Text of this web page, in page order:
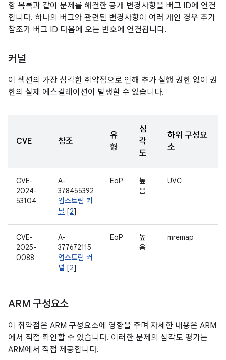
항 목록과 같이 문제를 해결한 공개 변경사항을 버그 ID에 연결
합니다. 하나의 버그와 관련된 변경사항이 여러 개인 경우 추가
참조가 버그 ID 다음에 오는 번호에 연결됩니다.
커널
이 섹션의 가장 심각한 취약점으로 인해 추가 실행 권한 없이 권
한의 실제 에스컬레이션이 발생할 수 있습니다.
CVE 참조
유
형
심
각
도
하위 구성요
소
CVE-
2024-
53104
A-
378455392
업스트림 커
널 [2]
EoP
높
음
UVC
CVE-
2025-
0088
A-
377672115
업스트림 커
널 [2]
EoP
높
음
mremap
ARM 구성요소
이 취약점은 ARM 구성요소에 영향을 주며 자세한 내용은 ARM
에서 직접 확인할 수 있습니다. 이러한 문제의 심각도 평가는
ARM에서 직접 제공합니다.